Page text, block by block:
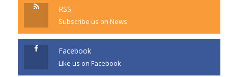
RSS
Subscribe us on News
Facebook
Like us on Facebook